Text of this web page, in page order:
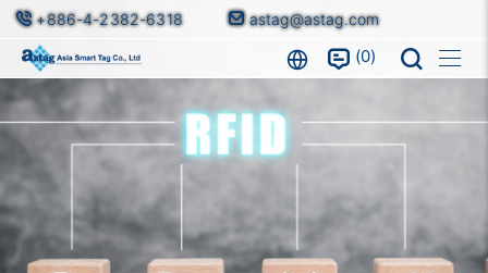
+886-4-2382-6318 astag@astag.com
0